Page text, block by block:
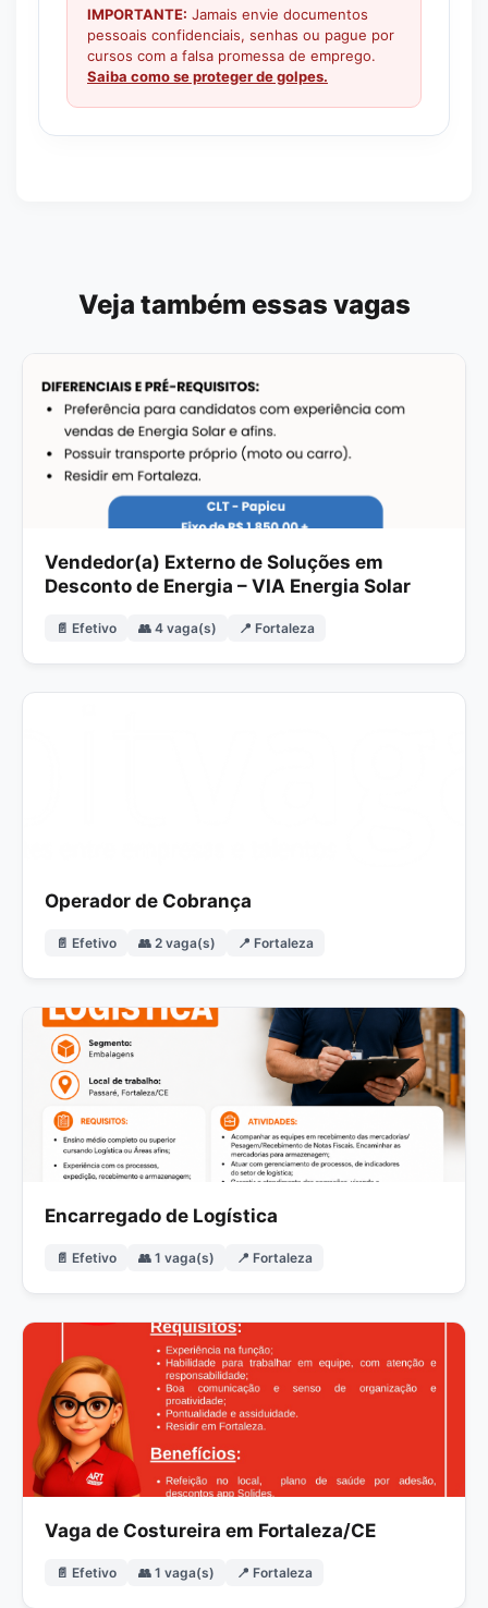
IMPORTANTE: Jamais envie documentos
pessoais confidenciais, senhas ou pague por
cursos com a falsa promessa de emprego.
Saiba como se proteger de golpes.
Veja também essas vagas
Vendedor(a) Externo de Soluções em
Desconto de Energia – VIA Energia Solar
📄 Efetivo 👥 4 vaga(s) 📍 Fortaleza
Operador de Cobrança
📄 Efetivo 👥 2 vaga(s) 📍 Fortaleza
Encarregado de Logística
📄 Efetivo 👥 1 vaga(s) 📍 Fortaleza
Vaga de Costureira em Fortaleza/CE
📄 Efetivo 👥 1 vaga(s) 📍 Fortaleza